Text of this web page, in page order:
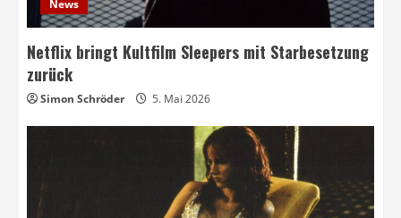
News
Netflix bringt Kultfilm Sleepers mit Starbesetzung
zurück
Simon Schröder 5. Mai 2026